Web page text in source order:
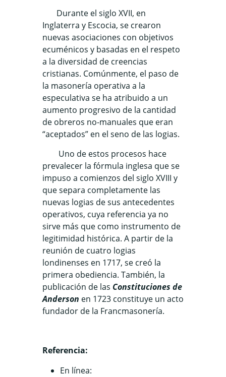
Durante el siglo XVII, en
Inglaterra y Escocia, se crearon
nuevas asociaciones con objetivos
ecuménicos y basadas en el respeto
a la diversidad de creencias
cristianas. Comúnmente, el paso de
la masonería operativa a la
especulativa se ha atribuido a un
aumento progresivo de la cantidad
de obreros no-manuales que eran
“aceptados” en el seno de las logias.
Uno de estos procesos hace
prevalecer la fórmula inglesa que se
impuso a comienzos del siglo XVIII y
que separa completamente las
nuevas logias de sus antecedentes
operativos, cuya referencia ya no
sirve más que como instrumento de
legitimidad histórica. A partir de la
reunión de cuatro logias
londinenses en 1717, se creó la
primera obediencia. También, la
publicación de las Constituciones de
Anderson en 1723 constituye un acto
fundador de la Francmasonería.
Referencia:
En línea: